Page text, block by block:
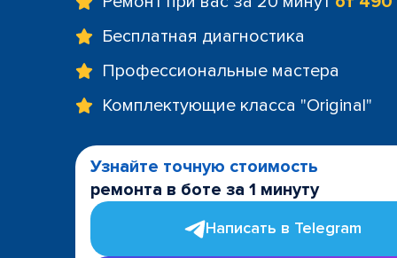
Бесплатная диагностика
Профессиональные мастера
Комплектующие класса "Original"
Узнайте точную стоимость
ремонта в боте за 1 минуту
Написать в Telegram